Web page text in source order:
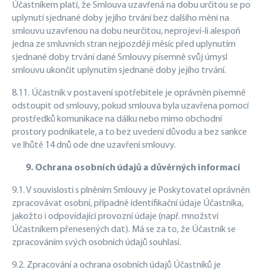
Účastníkem platí, že Smlouva uzavřená na dobu určitou se po
uplynutí sjednané doby jejího trvání bez dalšího mění na
smlouvu uzavřenou na dobu neurčitou, neprojeví-li alespoň
jedna ze smluvních stran nejpozději měsíc před uplynutím
sjednané doby trvání dané Smlouvy písemně svůj úmysl
smlouvu ukončit uplynutím sjednané doby jejího trvání.
8.11. Účastník v postavení spotřebitele je oprávněn písemně
odstoupit od smlouvy, pokud smlouva byla uzavřena pomocí
prostředků komunikace na dálku nebo mimo obchodní
prostory podnikatele, a to bez uvedení důvodu a bez sankce
ve lhůtě 14 dnů ode dne uzavření smlouvy.
9. Ochrana osobních údajů a důvěrných informací
9.1. V souvislosti s plněním Smlouvy je Poskytovatel oprávněn
zpracovávat osobní, případně identifikační údaje Účastníka,
jakožto i odpovídající provozní údaje (např. množství
Účastníkem přenesených dat). Má se za to, že Účastník se
zpracováním svých osobních údajů souhlasí.
9.2. Zpracování a ochrana osobních údajů Účastníků je